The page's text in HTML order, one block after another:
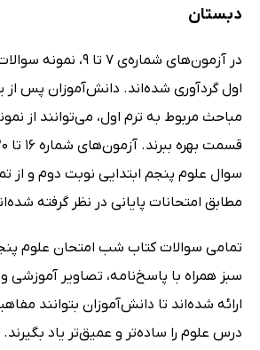
دبستان
در آزمون‌های شماره‌ی 7
اول گردآوری شده‌اند. دانش‌آموزان پس از
مباحث مربوط به ترم اول، می‌توانند از
سوال علوم پنجم ابتدایی نوبت دوم و از
مطابق امتحانات پایانی در نظر گرفته
تمامی سوالات کتاب شب امتحان علوم
سبز همراه با پاسخ‌نامه، تصاویر
ارائه شده‌اند تا دانش‌آموزان بتوانند
درس علوم را ساده‌تر و عمیق‌تر یاد